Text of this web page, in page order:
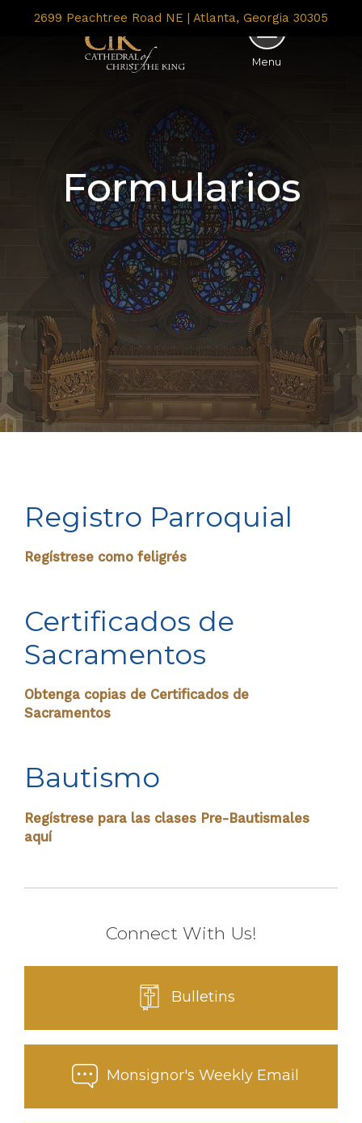
2699 Peachtree Road NE | Atlanta, Georgia 30305
Menu
Formularios
Registro Parroquial
Regístrese como feligrés
Certificados de
Sacramentos
Obtenga copias de Certificados de
Sacramentos
Bautismo
Regístrese para las clases Pre-Bautismales
aquí
Connect With Us!
Bulletins
Monsignor's Weekly Email